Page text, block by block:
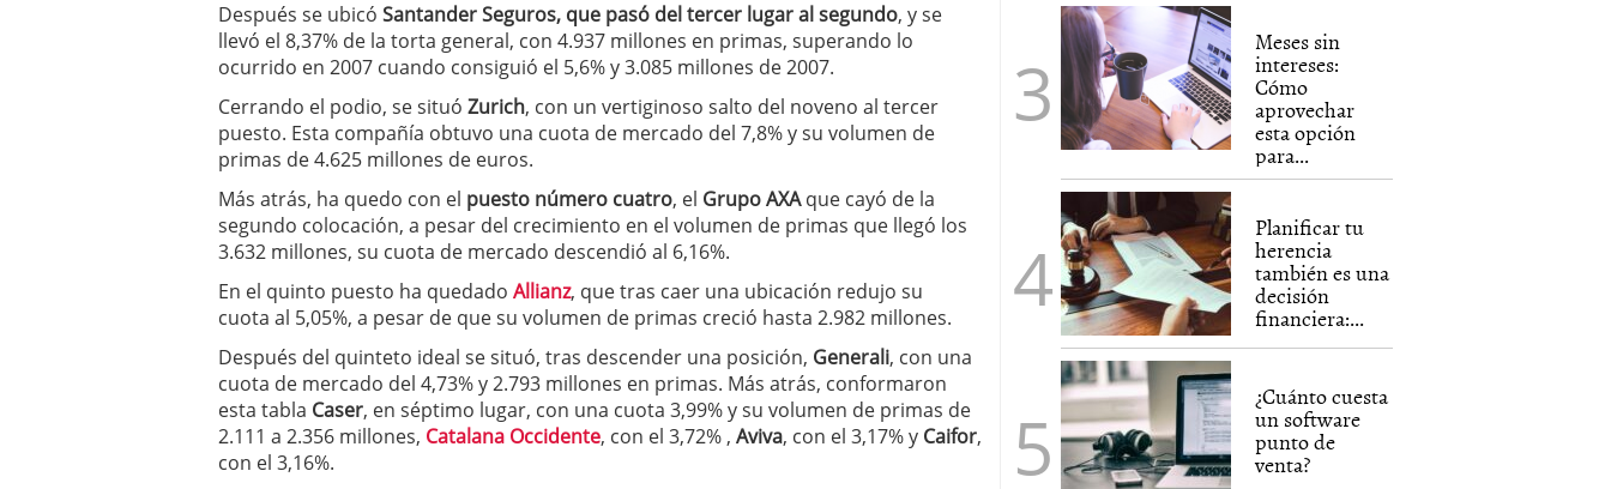
Después se ubicó Santander Seguros, que pasó del tercer lugar al segundo, y se
llevó el 8,37% de la torta general, con 4.937 millones en primas, superando lo
ocurrido en 2007 cuando consiguió el 5,6% y 3.085 millones de 2007.
Cerrando el podio, se situó Zurich, con un vertiginoso salto del noveno al tercer
puesto. Esta compañía obtuvo una cuota de mercado del 7,8% y su volumen de
primas de 4.625 millones de euros.
Más atrás, ha quedo con el puesto número cuatro, el Grupo AXAque cayó de la
segundo colocación, a pesar del crecimiento en el volumen de primas que llegó los
3.632 millones, su cuota de mercado descendió al 6,16%.
En el quinto puesto ha quedado Allianz, que tras caer una ubicación redujo su
cuota al 5,05%, a pesar de que su volumen de primas creció hasta 2.982 millones.
Después del quinteto ideal se situó, tras descender una posición, Generali, con una
cuota de mercado del 4,73% y 2.793 millones en primas. Más atrás, conformaron
esta tabla Caser, en séptimo lugar, con una cuota 3,99% y su volumen de primas de
2.111 a 2.356 millones, Catalana Occidente, con el 3,72% , Aviva, con el 3,17% y Caifor,
con el 3,16%.
Meses sin
intereses:
Cómo
aprovechar
esta opción
para...
Planificar tu
herencia
también es una
decisión
financiera:...
¿Cuánto cuesta
un software
punto de
venta?